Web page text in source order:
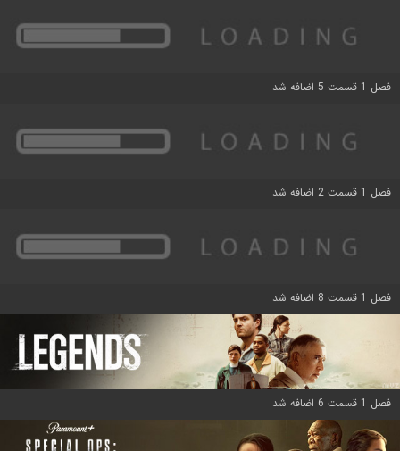
فصل 1 قسمت 5 اضافه شد
فصل 1 قسمت 2 اضافه شد
فصل 1 قسمت 8 اضافه شد
فصل 1 قسمت 6 اضافه شد